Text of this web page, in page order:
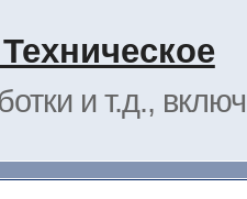
и т.д.,